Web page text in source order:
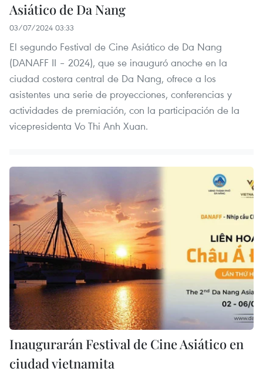
Asiático de Da Nang
03/07/2024 03:33
El segundo Festival de Cine Asiático de Da Nang
(DANAFF II – 2024), que se inauguró anoche en la
ciudad costera central de Da Nang, ofrece a los
asistentes una serie de proyecciones, conferencias y
actividades de premiación, con la participación de la
vicepresidenta Vo Thi Anh Xuan.
Inaugurarán Festival de Cine Asiático en
ciudad vietnamita